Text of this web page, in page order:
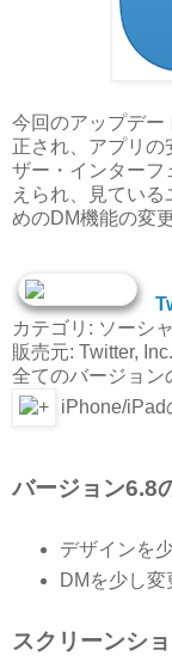
今回のアップデー
正され、アプリの
ザー・インターフ
えられ、見てい
めのDM機能の変
カテゴリ: ソーシ
販売元: Twitter,
全てのバージョン
iPhone/iPad
バージョン6.8
デザインを
DMを少し変
スクリーンシ